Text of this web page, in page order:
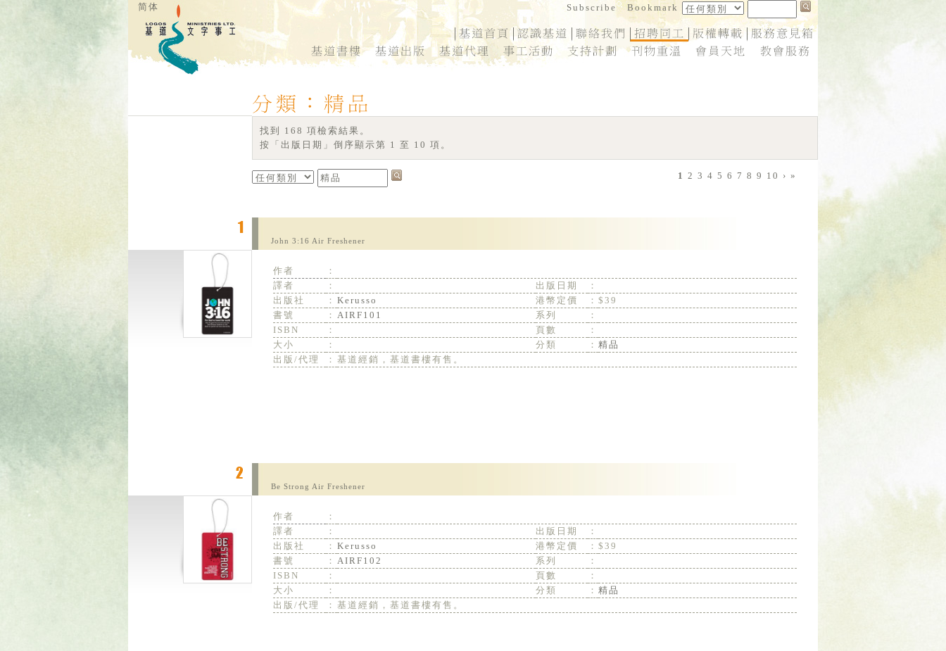
简体
找到 168 項檢索結果。
按「出版日期」倒序顯示第 1 至 10 項。
1 2 3 4 5 6 7 8 9 10 › »
John 3:16 Air Freshener
作者
：
譯者
： 出版日期
：
出版社
： Kerusso 港幣定價 ： $39
書號
： AIRF101 系列
：
ISBN
： 頁數
：
大小
： 分類 ： 精品
出版/代理
： 基道經銷，基道書樓有售。
Be Strong Air Freshener
作者
：
譯者
： 出版日期
：
出版社
： Kerusso 港幣定價 ： $39
書號
： AIRF102 系列
：
ISBN
： 頁數
：
大小
： 分類 ： 精品
出版/代理
： 基道經銷，基道書樓有售。